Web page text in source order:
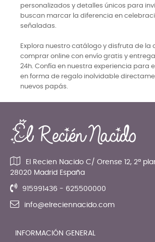
personalizados y detalles únicos para
buscan marcar la diferencia en
señaladas.
Explora nuestro catálogo y disfruta de la
comprar online con envío gratis y
24h. Confía en nuestra experiencia para
en forma de regalo inolvidable
nuevos papás.
El Recien Nacido C/ Orense 12, 2ª
28020 Madrid España
915991436 - 625500000
info@elreciennacido.com
INFORMACIÓN GENERAL